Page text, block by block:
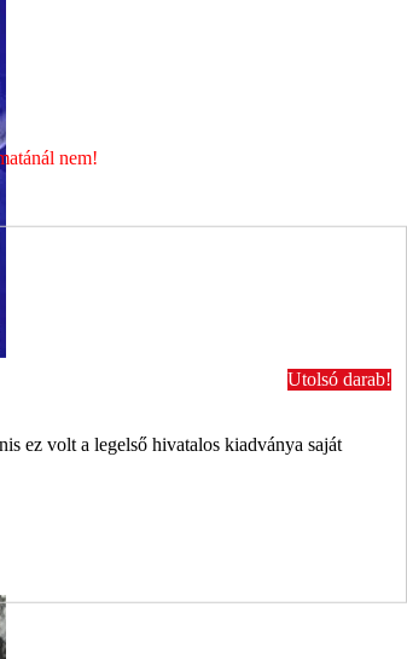
Utolsó darab!
ez volt a legelső hivatalos kiadványa saját
nem!